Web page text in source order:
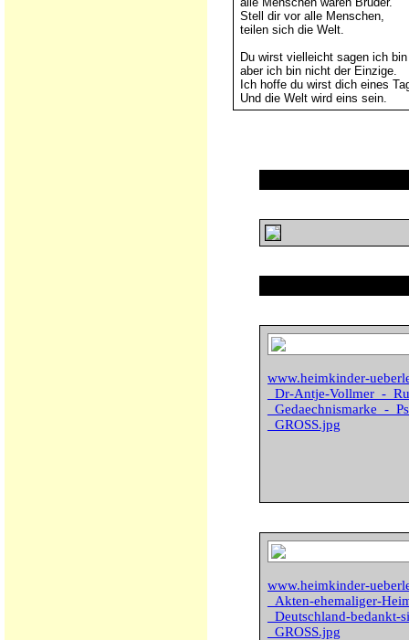
Stell dir vor alle Menschen,
teilen sich die Welt.
Du wirst vielleicht sagen ich
aber ich bin nicht der Einzige.
Ich hoffe du wirst dich eines
Und die Welt wird eins sein.
www.heimkinder-
_Dr-Antje-Vollmer_-
_Gedaechnismarke_-
_GROSS.jpg
www.heimkinder-
_Akten-ehemaliger-
_Deutschland-
_GROSS.jpg